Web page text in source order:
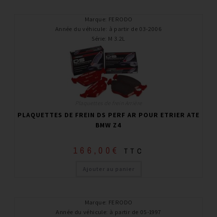
Marque: FERODO
Année du véhicule: à partir de 03-2006
Série: M 3.2L
PLAQUETTES DE FREIN DS PERF AR POUR ETRIER ATE
BMW Z4
166,00 € TTC
Ajouter au panier
Marque: FERODO
Année du véhicule: à partir de 05-1997